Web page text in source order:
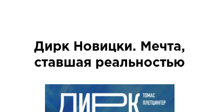
Дирк Новицки. Мечта,
ставшая реальностью